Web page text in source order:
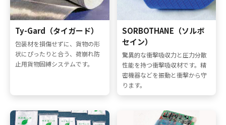
Ty-Gard（タイガード）
包装材を損傷せずに、貨物の形
状にぴったりと合う、荷崩れ防
止用貨物固縛システムです。
SORBOTHANE（ソルボ
セイン）
驚異的な衝撃吸収力と圧力分散
性能を持つ衝撃吸収材です。精
密機器などを振動と衝撃から守
ります。